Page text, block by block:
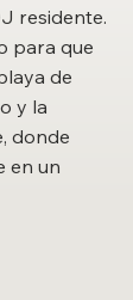
residente.
para que
de
y la
donde
en un